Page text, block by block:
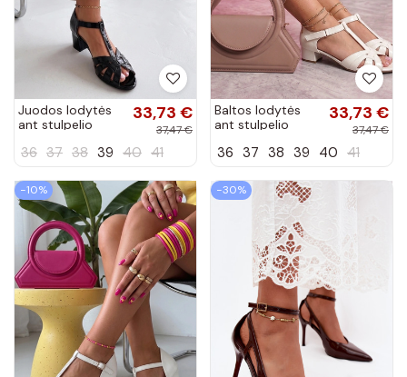
Juodos lodytės
ant stulpelio
33,73 €
37,47 €
36 37 38 39 40 41
Baltos lodytės
ant stulpelio
33,73 €
37,47 €
36 37 38 39 40 41
−10% −30%